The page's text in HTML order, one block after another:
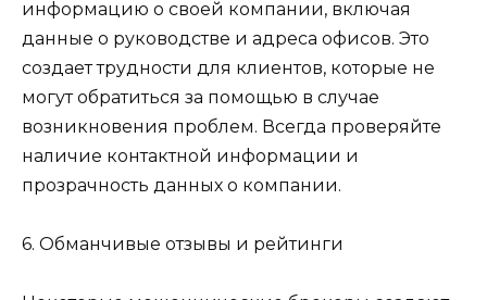
информацию о своей компании, включая
данные о руководстве и адреса офисов. Это
создает трудности для клиентов, которые не
могут обратиться за помощью в случае
возникновения проблем. Всегда проверяйте
наличие контактной информации и
прозрачность данных о компании.
6. Обманчивые отзывы и рейтинги